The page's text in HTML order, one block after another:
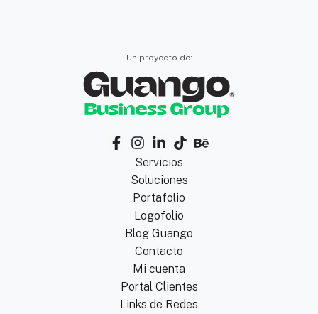
Un proyecto de:
Servicios
Soluciones
Portafolio
Logofolio
Blog Guango
Contacto
Mi cuenta
Portal Clientes
Links de Redes